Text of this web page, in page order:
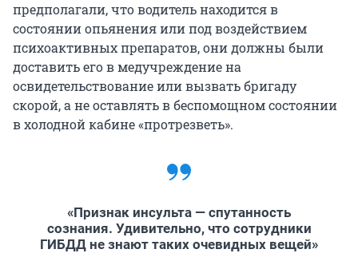
предполагали, что водитель находится в
состоянии опьянения или под воздействием
психоактивных препаратов, они должны были
доставить его в медучреждение на
освидетельствование или вызвать бригаду
скорой, а не оставлять в беспомощном состоянии
в холодной кабине «протрезветь».
«Признак инсульта — спутанность
сознания. Удивительно, что сотрудники
ГИБДД не знают таких очевидных вещей»